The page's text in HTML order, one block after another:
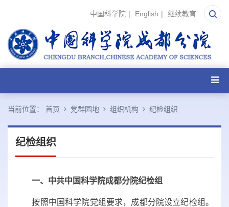
中国科学院 | English | 继续教育
当前位置： 首页 党群园地 组织机构 纪检组织
纪检组织
一、中共中国科学院成都分院纪检组
按照中国科学院党组要求，成都分院设立纪检组。